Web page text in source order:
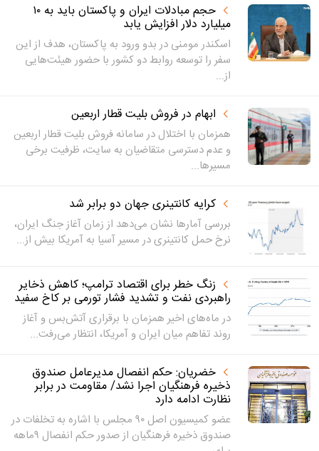
حجم مبادلات ایران و پاکستان باید به ۱۰
میلیارد دلار افزایش یابد
اسکندر مومنی در بدو ورود به پاکستان، هدف از این
سفر را توسعه روابط دو کشور با حضور هیئت‌هایی
از...
ابهام در فروش بلیت قطار اربعین
همزمان با اختلال در سامانه فروش بلیت قطار اربعین
و عدم دسترسی متقاضیان به سایت، ظرفیت برخی
مسیرها...
کرایه کانتینری جهان دو برابر شد
بررسی آمارها نشان می‌دهد از زمان آغاز جنگ ایران،
نرخ حمل کانتینری در مسیر آسیا به آمریکا بیش از...
زنگ خطر برای اقتصاد ترامپ؛ کاهش ذخایر
راهبردی نفت و تشدید فشار تورمی بر کاخ سفید
در ماه‌های اخیر همزمان با برقراری آتش‌بس و آغاز
روند تفاهم میان ایران و آمریکا، انتظار می‌رفت...
خضریان: حکم انفصال مدیرعامل صندوق
ذخیره فرهنگیان اجرا نشد/ مقاومت در برابر
نظارت ادامه دارد
عضو کمیسیون اصل ۹۰ مجلس با اشاره به تخلفات در
صندوق ذخیره فرهنگیان از صدور حکم انفصال ۹ماهه